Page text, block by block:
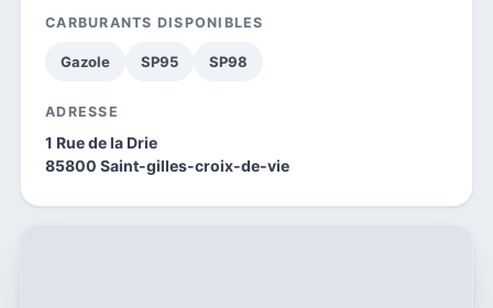
CARBURANTS DISPONIBLES
Gazole SP95 SP98
ADRESSE
1 Rue de la Drie
85800 Saint-gilles-croix-de-vie